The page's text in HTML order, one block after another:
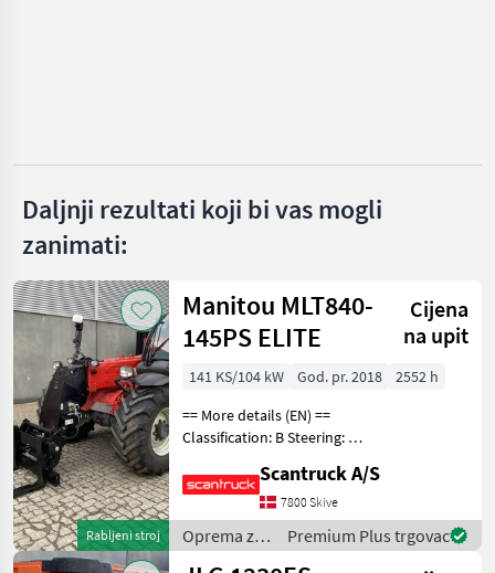
Daljnji rezultati koji bi vas mogli
zanimati:
Rabljeni stroj
Manitou MLT840-
145PS ELITE
Cijena
na upit
141 KS/104 kW God. pr. 2018
2552 h
== More details (EN) ==
Classification: B Steering: 4
loading arm: Boom
suspension / ride control,
CRC Attached equipment,
forks: Pallet for
Scantruck A/S
7800 Skive
Oprema za
uređenje
Premium Plus trgovac